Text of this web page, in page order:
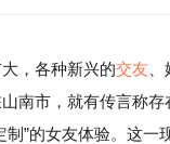
，各种新兴的交友
南市，就有传言称
”的女友体验。这一